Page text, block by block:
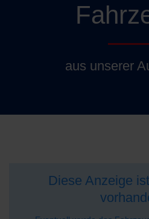
aus unserer
Diese Anzeige